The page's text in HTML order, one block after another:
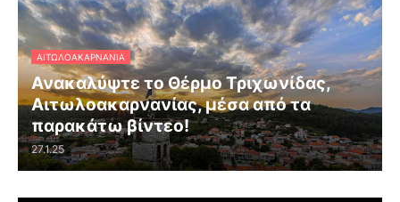
ΑΙΤΩΛΟΑΚΑΡΝΑΝΊΑ
Ανακαλύψτε το Θέρμο Τριχωνίδας,
Αιτωλοακαρνανίας, μέσα από τα
παρακάτω βίντεο!
27.1.25